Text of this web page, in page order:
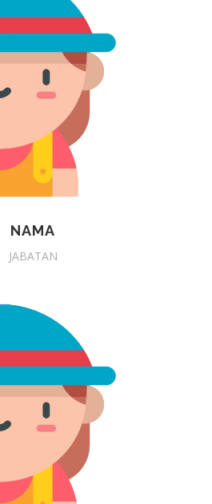
NAMA
JABATAN